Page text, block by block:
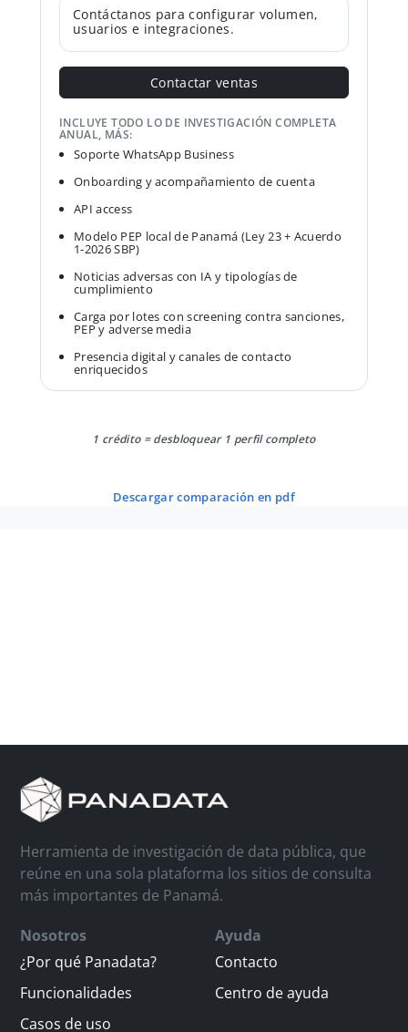
Contáctanos para configurar volumen,
usuarios e integraciones.
Contactar ventas
INCLUYE TODO LO DE INVESTIGACIÓN COMPLETA
ANUAL, MÁS:
Soporte WhatsApp Business
Onboarding y acompañamiento de cuenta
API access
Modelo PEP local de Panamá (Ley 23 + Acuerdo
1-2026 SBP)
Noticias adversas con IA y tipologías de
cumplimiento
Carga por lotes con screening contra sanciones,
PEP y adverse media
Presencia digital y canales de contacto
enriquecidos
1 crédito = desbloquear 1 perfil completo
descargar comparación en pdf
Herramienta de investigación de data pública, que
reúne en una sola plataforma los sitios de consulta
más importantes de Panamá.
Nosotros
¿Por qué Panadata?
Funcionalidades
Casos de uso
Ayuda
Contacto
Centro de ayuda